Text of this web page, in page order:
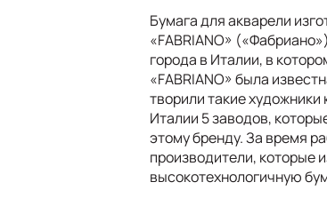
Бумага для акварели
«FABRIANO»
города в Италии, в
«FABRIANO» была
творили такие
Италии 5 заводов,
этому бренду. За время
производители, которые
высокотехнологичную